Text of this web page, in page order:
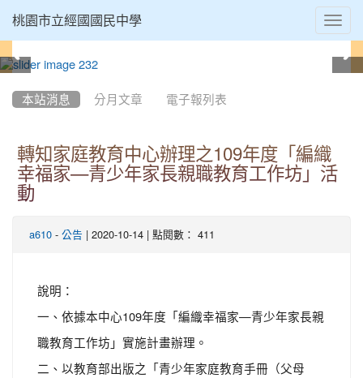
桃園市立經國國民中學
本站消息 分月文章 電子報列表
轉知家庭教育中心辦理之109年度「編織
幸福家—青少年家長親職教育工作坊」活
動
a610 - 公告 | 2020-10-14 | 點閱數： 411
說明：
一、依據本中心109年度「編織幸福家—青少年家長親
職教育工作坊」實施計畫辦理。
二、以教育部出版之「青少年家庭教育手冊（父母